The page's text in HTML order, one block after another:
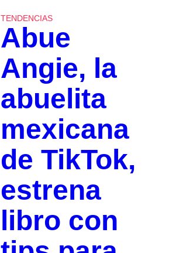
TENDENCIAS
Abue
Angie, la
abuelita
mexicana
de TikTok,
estrena
libro con